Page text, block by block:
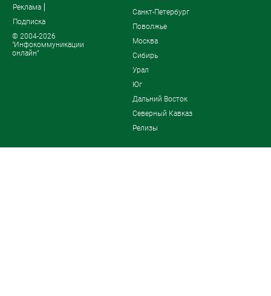
Реклама
Подписка
© 2004-2026
"Инфокоммуникации
онлайн"
Санкт-Петербург
Поволжье
Москва
Сибирь
Урал
Юг
Дальний Восток
Северный Кавказ
Релизы